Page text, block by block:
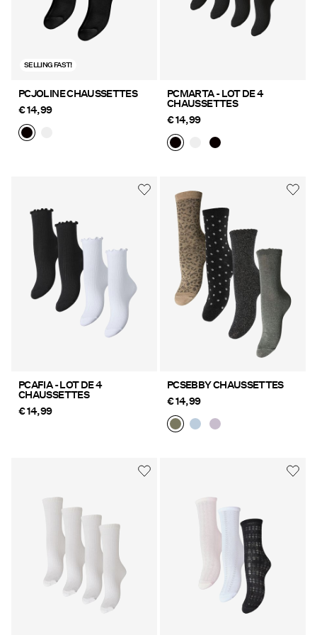
SELLING FAST!
PCJOLINE CHAUSSETTES
€ 14,99
PCMARTA - LOT DE 4
CHAUSSETTES
€ 14,99
PCAFIA - LOT DE 4
CHAUSSETTES
€ 14,99
PCSEBBY CHAUSSETTES
€ 14,99